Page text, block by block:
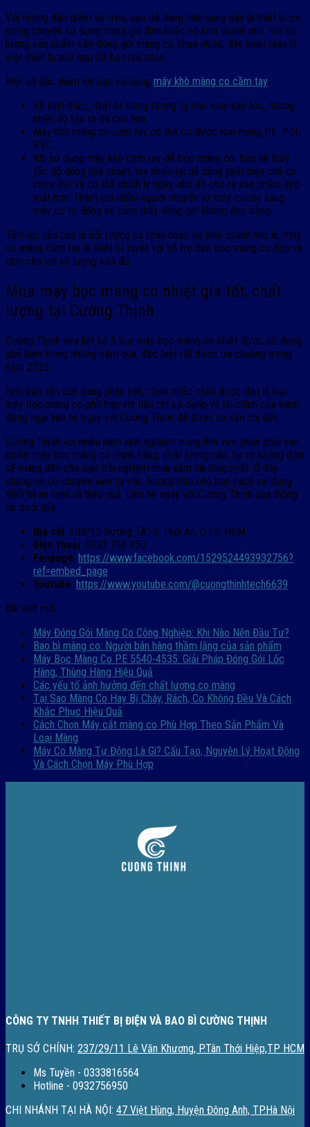
Với những đặc điểm kể trên, bạn dễ dàng hình dung đây là thiết bị co
màng chuyên sử dụng trong gia đình hoặc hộ kinh doanh nhỏ. Với số
lượng sản phẩm cần đóng gói màng co chưa nhiều, đây hoàn toàn là
một thiết bị phù hợp để bạn lựa chọn.
Một số đặc điểm khi bạn sử dụng máy khò màng co cầm tay:
Về hình thức, thiết bị trông tương tự như máy sấy tóc, nhưng
nhiệt độ tạo ra thì cao hơn.
Máy khò màng co cầm tay có thể co được loại màng PE, POF,
PVC.
Khi sử dụng máy khò cầm tay để bọc màng co, bạn sẽ thấy
tốc độ đóng khá chậm, tuy nhiên lại dễ dàng phát hiện chỗ co
chưa đạt và có thể chỉnh lý ngay, nhờ đó cho ra sản phẩm đẹp
mắt hơn. Thậm chí nhiều người chuyển từ máy co tay sang
máy co tự động sẽ cảm thấy đóng gói không đẹp bằng.
Tóm lại, nếu bạn là đối tượng cá nhân hoặc hộ kinh doanh nhỏ lẻ, máy
co màng cầm tay là thiết bị tuyệt vời hỗ trợ bạn bọc màng co đẹp và
chỉn chu với số lượng vừa đủ.
Mua máy bọc màng co nhiệt giá tốt, chất
lượng tại Cường Thịnh
Cường Thịnh vừa liệt kê 5 loại máy bọc màng co nhiệt được sử dụng
phổ biến trong những năm qua, đặc biệt rất được ưa chuộng trong
năm 2023.
Nếu bạn vẫn còn đang phân vân, chưa chắc chắn được đâu là loại
máy bọc màng co phù hợp với tiêu chí sử dụng và tài chính của mình,
đừng ngại liên hệ ngay với Cường Thịnh để được tư vấn chi tiết.
Cường Thịnh với nhiều năm kinh nghiệm trong lĩnh vực phân phối sản
phẩm máy bọc màng co chính hãng, chất lượng cao, tự tin khẳng định
sẽ mang đến cho bạn trải nghiệm mua sắm hài lòng nhất. Ở đây
chúng tôi có chuyên viên tư vấn, hướng dẫn cho bạn cách sử dụng
thiết bị an toàn và hiệu quả. Liên hệ ngay với Cường Thịnh qua thông
tin dưới đây:
Địa chỉ: 109/12 Đường TA13, Thới An, Q.12, HCM
Điện thoại: 0932 756 950
Fanpage: https://www.facebook.com/1529524493932756?
ref=embed_page
Youtube: https://www.youtube.com/@cuongthinhtech6639
Bài viết mới
Máy Đóng Gói Màng Co Công Nghiệp: Khi Nào Nên Đầu Tư?
Bao bì màng co: Người bán hàng thầm lặng của sản phẩm
Máy Bọc Màng Co PE 5540-4535: Giải Pháp Đóng Gói Lốc
Hàng, Thùng Hàng Hiệu Quả
Các yếu tố ảnh hưởng đến chất lượng co màng
Tại Sao Màng Co Hay Bị Cháy, Rách, Co Không Đều Và Cách
Khắc Phục Hiệu Quả
Cách Chọn Máy cắt màng co Phù Hợp Theo Sản Phẩm Và
Loại Màng
Máy Co Màng Tự Động Là Gì? Cấu Tạo, Nguyên Lý Hoạt Động
Và Cách Chọn Máy Phù Hợp
CÔNG TY TNHH THIẾT BỊ ĐIỆN VÀ BAO BÌ CƯỜNG THỊNH
TRỤ SỞ CHÍNH: 237/29/11 Lê Văn Khương, P.Tân Thới Hiệp,TP HCM
Ms Tuyền - 0333816564
Hotline - 0932756950
CHI NHÁNH TẠI HÀ NỘI: 47 Việt Hùng, Huyện Đông Anh, TP.Hà Nội